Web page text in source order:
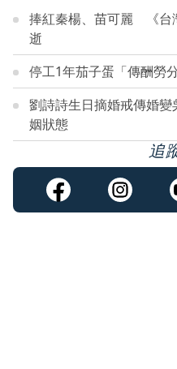
捧紅秦楊、苗可麗 《台
逝
停工1年茄子蛋「傳酬
劉詩詩生日摘婚戒傳婚
姻狀態
追